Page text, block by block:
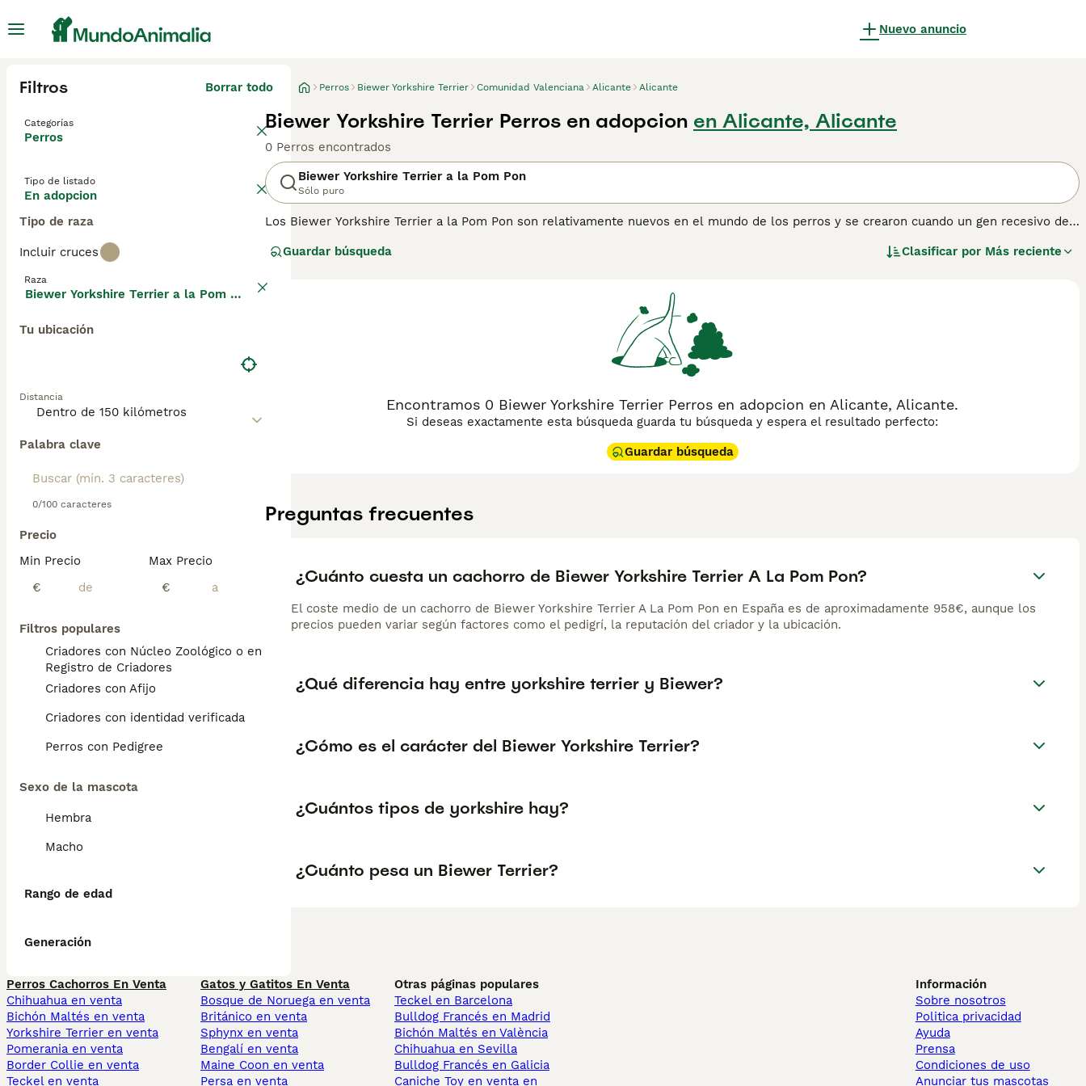
Nuevo anuncio
Filtros Borrar todo
Categorías
Perros
Tipo de listado
En adopcion
Tipo de raza
Incluir cruces
Raza
Biewer Yorkshire Terrier a la Pom Pon
Tu ubicación
Distancia
Palabra clave
0/100 caracteres
Precio
Min Precio
€
Max Precio
€
Filtros populares
Criadores con Núcleo Zoológico o en el
Registro de Criadores
Criadores con Afijo
Criadores con identidad verificada
Perros con Pedigree
Sexo de la mascota
Hembra
Macho
Rango de edad
Generación
Perros Biewer Yorkshire Terrier Comunidad Valenciana Alicante Alicante
Biewer Yorkshire Terrier Perros en adopcion en Alicante, Alicante
0 Perros encontrados
Biewer Yorkshire Terrier a la Pom Pon
Sólo puro
Los Biewer Yorkshire Terrier a la Pom Pon son relativamente nuevos en el mundo de los perros y se crearon cuando un gen recesivo de
por lo que este cachorro de varios colores intrigó y deleitó a sus criadores alemanes, Werner y Gertrud Biewer, quienes decidieron
página de consejos de compra de Biewer Yorkshire Terrier a la Pom Pon para obtener información sobre esta raza de perro.
Guardar búsqueda Clasificar por Más reciente
Encontramos 0 Biewer Yorkshire Terrier Perros en adopcion en Alicante, Alicante.
Si deseas exactamente esta búsqueda guarda tu búsqueda y espera el resultado perfecto:
Guardar búsqueda
Preguntas frecuentes
¿Cuánto cuesta un cachorro de Biewer Yorkshire Terrier A La Pom Pon?
El coste medio de un cachorro de Biewer Yorkshire Terrier A La Pom Pon en España es de aproximadamente 958€, aunque los
precios pueden variar según factores como el pedigrí, la reputación del criador y la ubicación.
¿Qué diferencia hay entre yorkshire terrier y Biewer?
¿Cómo es el carácter del Biewer Yorkshire Terrier?
¿Cuántos tipos de yorkshire hay?
¿Cuánto pesa un Biewer Terrier?
Perros Cachorros En Venta
Chihuahua en venta
Bichón Maltés en venta
Yorkshire Terrier en venta
Pomerania en venta
Border Collie en venta
Teckel en venta
Gatos y Gatitos En Venta
Bosque de Noruega en venta
Británico en venta
Sphynx en venta
Bengalí en venta
Maine Coon en venta
Persa en venta
Otras páginas populares
Teckel en Barcelona
Bulldog Francés en Madrid
Bichón Maltés en València
Chihuahua en Sevilla
Bulldog Francés en Galicia
Caniche Toy en venta en
Información
Sobre nosotros
Politica privacidad
Ayuda
Prensa
Condiciones de uso
Anunciar tus mascotas